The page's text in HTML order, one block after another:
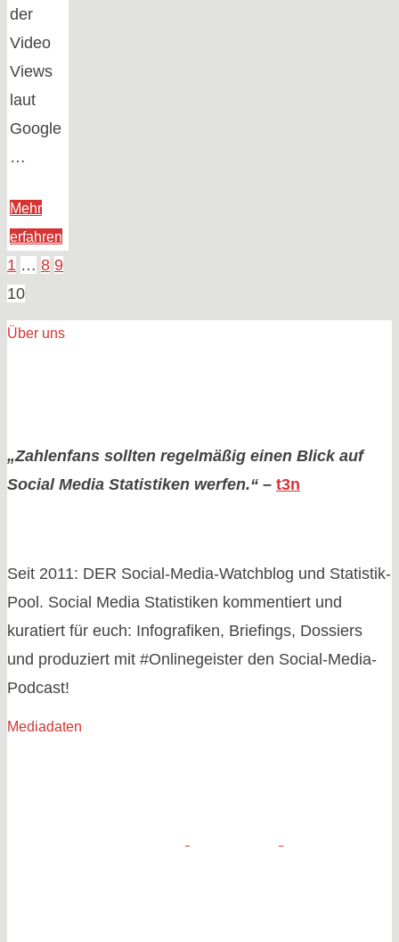
der
Video
Views
laut
Google
…
Mehr
erfahren"YouTube
jetzt
Milliarden
Beiträge
1 … 8 9
10
Über uns
„Zahlenfans sollten regelmäßig einen Blick auf
Social Media Statistiken werfen.“ – t3n
Seit 2011: DER Social-Media-Watchblog und Statistik-
Pool. Social Media Statistiken kommentiert und
kuratiert für euch: Infografiken, Briefings, Dossiers
und produziert mit #Onlinegeister den Social-Media-
Podcast!
Mediadaten